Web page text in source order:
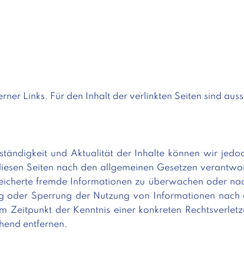
Links. Für den Inhalt der verlinkten Seiten sind
und Aktualität der Inhalte können wir
Seiten nach den allgemeinen Gesetzen
fremde Informationen zu überwachen oder
oder Sperrung der Nutzung von Informationen nach
der Kenntnis einer konkreten
entfernen.